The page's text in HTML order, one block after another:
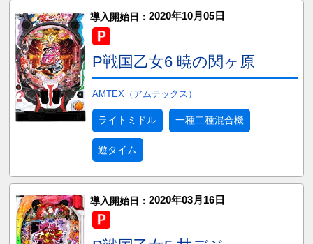
導入開始日： 2020年10月05日
P戦国乙女6 暁の関ヶ原
AMTEX（アムテックス）
ライトミドル 一種二種混合機
遊タイム
導入開始日： 2020年03月16日